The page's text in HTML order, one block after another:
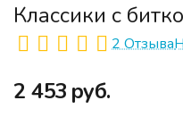
Классики с
2 Отзыва
‍2 453‍ руб.